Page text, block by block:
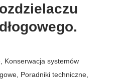
Konserwacja systemów
Poradniki techniczne